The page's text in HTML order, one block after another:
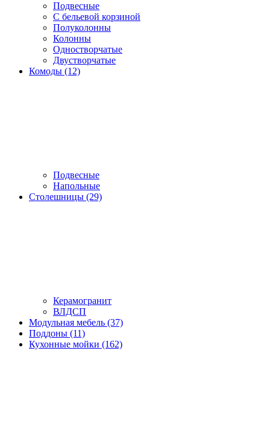
Подвесные
С бельевой корзиной
Полуколонны
Колонны
Одностворчатые
Двустворчатые
Комоды (12)
Подвесные
Напольные
Столешницы (29)
Керамогранит
ВЛДСП
Модульная мебель (37)
Поддоны (11)
Кухонные мойки (162)